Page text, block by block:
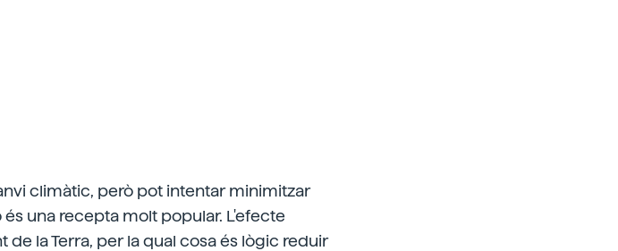
climàtic, però pot intentar minimitzar
una recepta molt popular. L'efecte
la Terra, per la qual cosa és lògic reduir